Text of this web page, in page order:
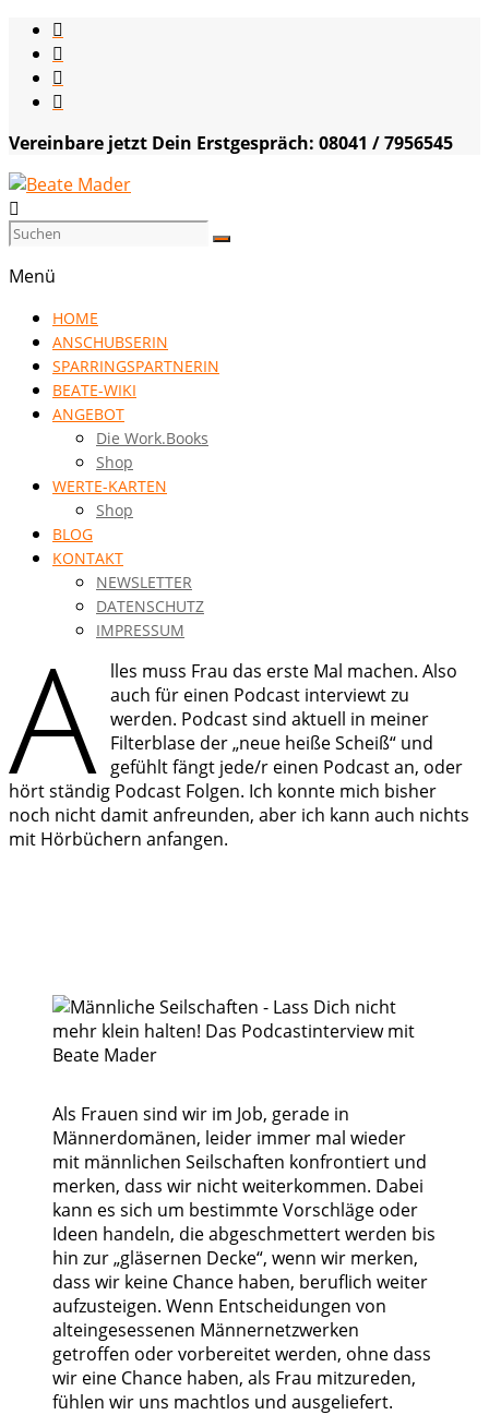
Skip
content
Vereinbare jetzt Dein Erstgespräch: 08041 / 7956545
Beate
Kommunikationsgenialistin
VISION
HOCH
DREI
Menü
HOME
ANSCHUBSERIN
SPARRINGSPARTNERIN
BEATE-WIKI
ANGEBOT
Die Work.Books
Shop
WERTE-KARTEN
Shop
BLOG
KONTAKT
NEWSLETTER
DATENSCHUTZ
IMPRESSUM
A
lles muss Frau das erste Mal machen. Also
auch für einen Podcast interviewt zu
werden. Podcast sind aktuell in meiner
Filterblase der „neue heiße Scheiß“ und
gefühlt fängt jede/r einen Podcast an, oder
hört ständig Podcast Folgen. Ich konnte mich bisher
noch nicht damit anfreunden, aber ich kann auch nichts
mit Hörbüchern anfangen.
Als Frauen sind wir im Job, gerade in
Männerdomänen, leider immer mal wieder
mit männlichen Seilschaften konfrontiert und
merken, dass wir nicht weiterkommen. Dabei
kann es sich um bestimmte Vorschläge oder
Ideen handeln, die abgeschmettert werden bis
hin zur „gläsernen Decke“, wenn wir merken,
dass wir keine Chance haben, beruflich weiter
aufzusteigen. Wenn Entscheidungen von
alteingesessenen Männernetzwerken
getroffen oder vorbereitet werden, ohne dass
wir eine Chance haben, als Frau mitzureden,
fühlen wir uns machtlos und ausgeliefert.